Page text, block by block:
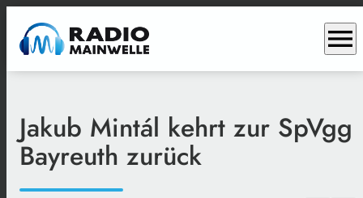
menu
Jakub Mintál kehrt zur SpVgg
Bayreuth zurück